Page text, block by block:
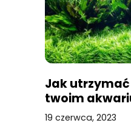
Jak
twoim
19 czerwca, 2023